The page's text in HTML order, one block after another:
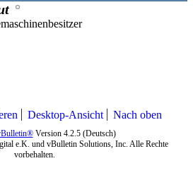
Desktop-Ansicht Nach oben
Version 4.2.5 (Deutsch)
e.K. und vBulletin Solutions, Inc. Alle Rechte
vorbehalten.